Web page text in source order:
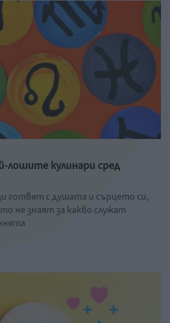
лошите кулинари сред
готвят с душата и сърцето си,
не знаят за какво служат